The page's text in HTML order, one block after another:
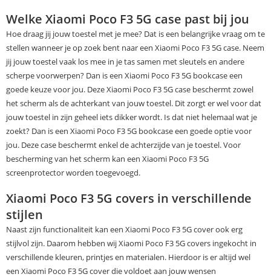
Welke Xiaomi Poco F3 5G case past bij jou
Hoe draag jij jouw toestel met je mee? Dat is een belangrijke vraag om te
stellen wanneer je op zoek bent naar een Xiaomi Poco F3 5G case. Neem
jij jouw toestel vaak los mee in je tas samen met sleutels en andere
scherpe voorwerpen? Dan is een Xiaomi Poco F3 5G bookcase een
goede keuze voor jou. Deze Xiaomi Poco F3 5G case beschermt zowel
het scherm als de achterkant van jouw toestel. Dit zorgt er wel voor dat
jouw toestel in zijn geheel iets dikker wordt. Is dat niet helemaal wat je
zoekt? Dan is een Xiaomi Poco F3 5G bookcase een goede optie voor
jou. Deze case beschermt enkel de achterzijde van je toestel. Voor
bescherming van het scherm kan een Xiaomi Poco F3 5G
screenprotector worden toegevoegd.
Xiaomi Poco F3 5G covers in verschillende
stijlen
Naast zijn functionaliteit kan een Xiaomi Poco F3 5G cover ook erg
stijlvol zijn. Daarom hebben wij Xiaomi Poco F3 5G covers ingekocht in
verschillende kleuren, printjes en materialen. Hierdoor is er altijd wel
een Xiaomi Poco F3 5G cover die voldoet aan jouw wensen